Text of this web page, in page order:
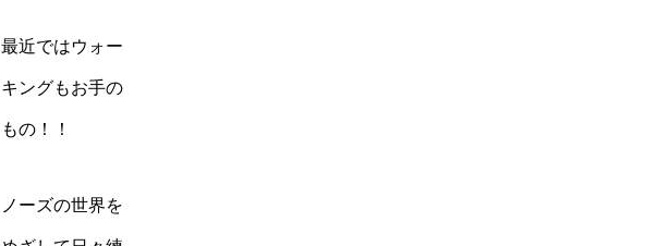
最近ではウォー
キングもお手の
もの！！
ノーズの世界を